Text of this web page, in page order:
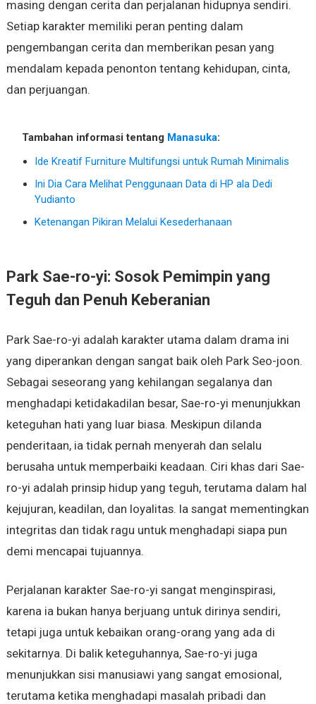
masing dengan cerita dan perjalanan hidupnya sendiri.
Setiap karakter memiliki peran penting dalam
pengembangan cerita dan memberikan pesan yang
mendalam kepada penonton tentang kehidupan, cinta,
dan perjuangan.
Tambahan informasi tentang Manasuka:
Ide Kreatif Furniture Multifungsi untuk Rumah Minimalis
Ini Dia Cara Melihat Penggunaan Data di HP ala Dedi
Yudianto
Ketenangan Pikiran Melalui Kesederhanaan
Park Sae-ro-yi: Sosok Pemimpin yang
Teguh dan Penuh Keberanian
Park Sae-ro-yi adalah karakter utama dalam drama ini
yang diperankan dengan sangat baik oleh Park Seo-joon.
Sebagai seseorang yang kehilangan segalanya dan
menghadapi ketidakadilan besar, Sae-ro-yi menunjukkan
keteguhan hati yang luar biasa. Meskipun dilanda
penderitaan, ia tidak pernah menyerah dan selalu
berusaha untuk memperbaiki keadaan. Ciri khas dari Sae-
ro-yi adalah prinsip hidup yang teguh, terutama dalam hal
kejujuran, keadilan, dan loyalitas. Ia sangat mementingkan
integritas dan tidak ragu untuk menghadapi siapa pun
demi mencapai tujuannya.
Perjalanan karakter Sae-ro-yi sangat menginspirasi,
karena ia bukan hanya berjuang untuk dirinya sendiri,
tetapi juga untuk kebaikan orang-orang yang ada di
sekitarnya. Di balik keteguhannya, Sae-ro-yi juga
menunjukkan sisi manusiawi yang sangat emosional,
terutama ketika menghadapi masalah pribadi dan